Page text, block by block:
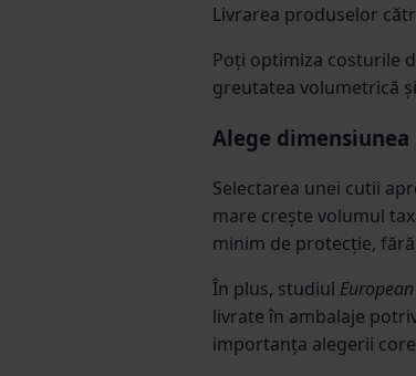
Livrarea produselor
Poți optimiza costurile
greutatea volumetrică
Alege
Selectarea unei cutii
mare crește volumul
minim de protecție, fără
În plus, studiul
livrate în ambalaje
importanța alegerii